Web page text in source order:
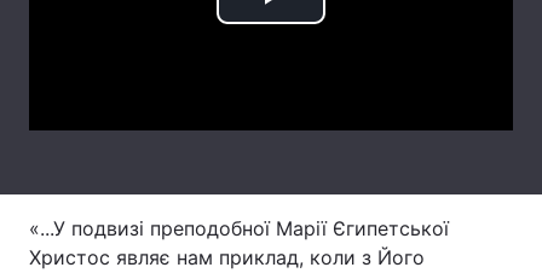
Послуги
Play
«...У подвизі преподобної Марії Єгипетської
Христос являє нам приклад, коли з Його